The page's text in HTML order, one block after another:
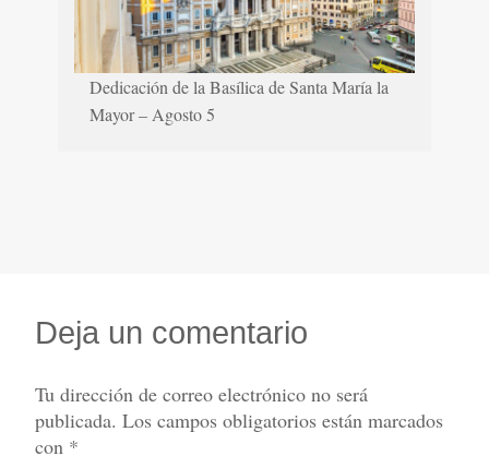
Dedicación de la Basílica de Santa María la
Mayor – Agosto 5
Deja un comentario
Tu dirección de correo electrónico no será
publicada. Los campos obligatorios están marcados
con *